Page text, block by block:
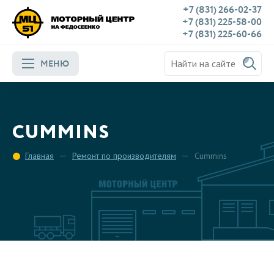
+7 (831) 266-02-37
+7 (831) 225-58-00
+7 (831) 225-60-66
МЕНЮ
CUMMINS
Главная Ремонт по производителям Cummins